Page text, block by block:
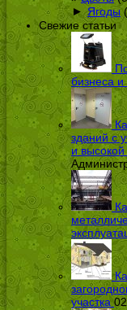
► Ягоды
Свежие статьи
бизнеса
зданий с
и
участка